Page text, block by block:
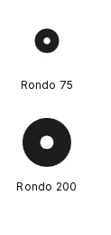
Rondo 75
Rondo 200